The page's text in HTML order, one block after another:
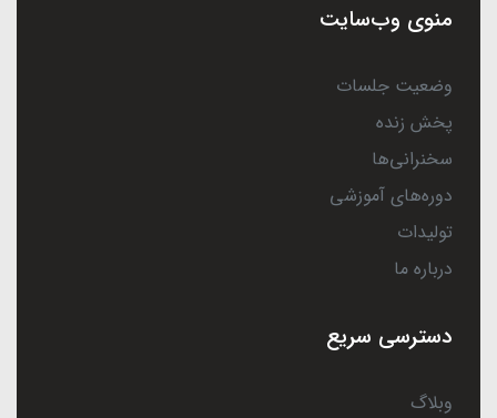
منوی وب‌سایت
وضعیت جلسات
پخش زنده
سخنرانی‌ها
دوره‌های آموزشی
تولیدات
درباره ما
دسترسی سریع
وبلاگ